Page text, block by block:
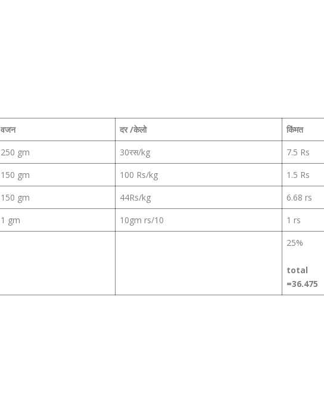
वजन दर /केलो
किंमत
250 gm 30रस/kg
7.5 Rs
150 gm 100 Rs/kg
1.5 Rs
150 gm 44Rs/kg
6.68 rs
1 gm 10gm rs/10
1 rs
25%
total
=36.475